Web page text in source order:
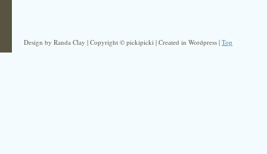
Design by Randa Clay | Copyright © pickipicki | Created in Wordpress | Top